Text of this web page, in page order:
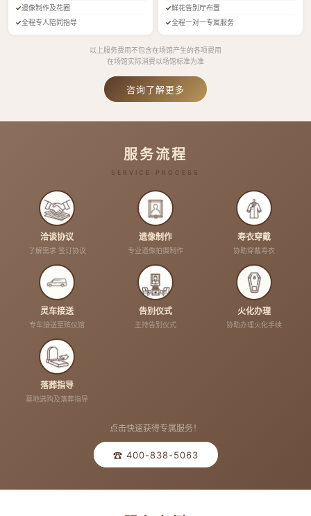
遗像制作及花圈
全程专人陪同指导
鲜花告别厅布置
全程一对一专属服务
以上服务费用不包含在场馆产生的各项费用
在场馆实际消费以场馆标准为准
咨询了解更多
服务流程
SERVICE PROCESS
洽谈协议
了解需求 签订协议
遗像制作
专业遗像拍摄制作
寿衣穿戴
协助穿戴寿衣
灵车接送
专车接送至殡仪馆
告别仪式
主持告别仪式
火化办理
协助办理火化手续
落葬指导
墓地选购及落葬指导
点击快速获得专属服务！
☎ 400-838-5063